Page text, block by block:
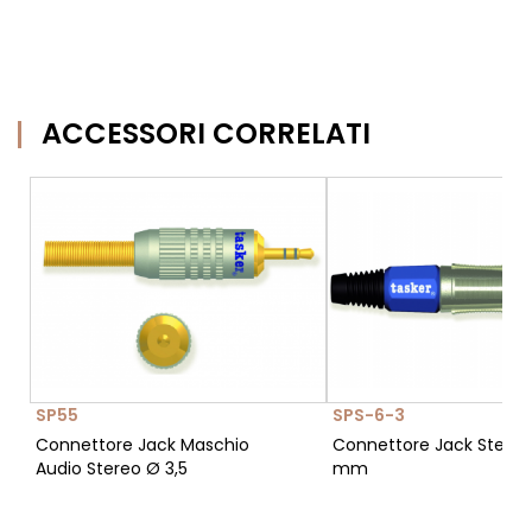
ACCESSORI CORRELATI
SP55
Connettore Jack Maschio
Audio Stereo Ø 3,5
SPS-6-3
Connettore Jack
mm